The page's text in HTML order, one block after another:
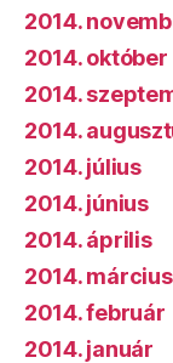
2014.
2014. október
2014.
2014.
2014. július
2014. június
2014. április
2014. március
2014. február
2014. január